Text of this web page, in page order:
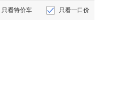
只看特价车 只看一口价